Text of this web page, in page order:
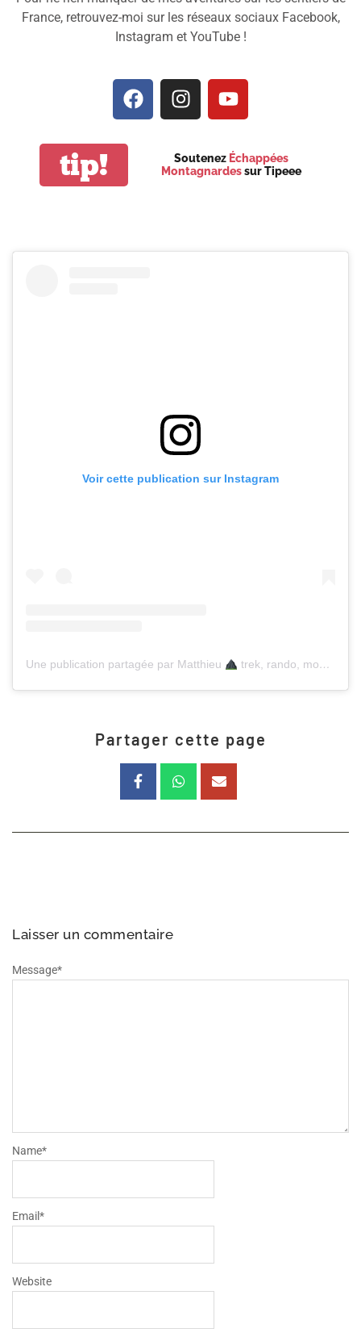
France, retrouvez-moi sur les réseaux sociaux Facebook,
Instagram et YouTube !
tip! Soutenez Échappées
Montagnardessur Tipeee
Voir cette publication sur Instagram
Une publication partagée par Matthieu trek, rando, montagne (@marcherverslebonheur)
Partager cette page
Laisser un commentaire
Message*
Name*
Email*
Website